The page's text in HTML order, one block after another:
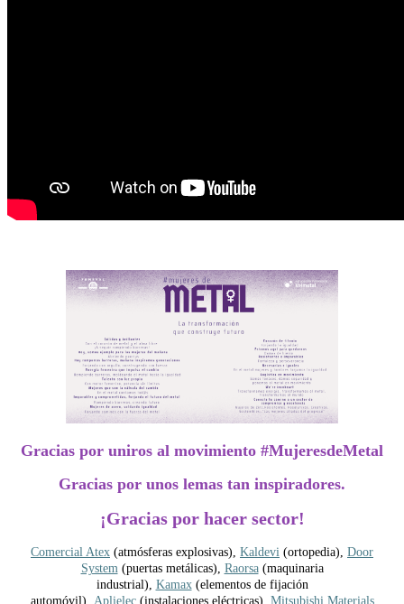
Gracias por uniros al movimiento #MujeresdeMetal
Gracias por unos lemas tan inspiradores.
¡Gracias por hacer sector!
Comercial Atex (atmósferas explosivas), Kaldevi (ortopedia), Door
System(puertas metálicas), Raorsa(maquinaria
industrial), Kamax(elementos de fijación
automóvil), Aplielec(instalaciones eléctricas), Mitsubishi Materials